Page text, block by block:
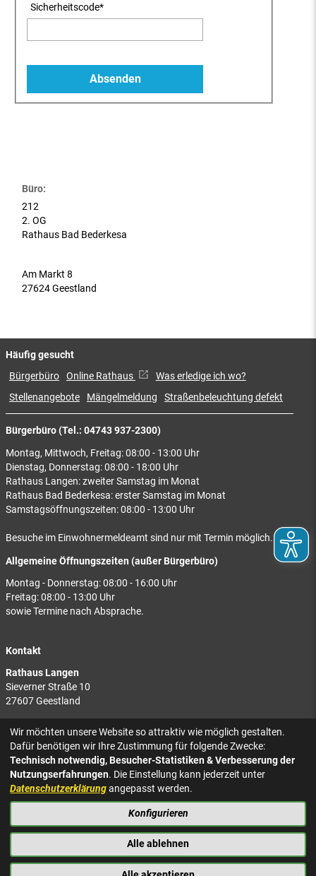
Sicherheitscode*
Büro:
212
2. OG
Rathaus Bad Bederkesa
Am Markt 8
27624 Geestland
Bürgerbüro (Tel.: 04743 937-2300)
Montag, Mittwoch, Freitag: 08:00 - 13:00 Uhr
Dienstag, Donnerstag: 08:00 - 18:00 Uhr
Rathaus Langen: zweiter Samstag im Monat
Rathaus Bad Bederkesa: erster Samstag im Monat
Samstagsöffnungszeiten: 08:00 - 13:00 Uhr
Besuche im Einwohnermeldeamt sind nur mit Termin möglich.
Allgemeine Öffnungszeiten (außer Bürgerbüro)
Montag - Donnerstag: 08:00 - 16:00 Uhr
Freitag: 08:00 - 13:00 Uhr
sowie Termine nach Absprache.
Kontakt
Rathaus Langen
Sieverner Straße 10
27607 Geestland
Rathaus Bad Bederkesa
Am Markt 8
27624 Geestland
Tel.: 04743 937-2300
Häufig gesucht
Bürgerbüro Online Rathaus
Was erledige ich wo?
Stellenangebote
Mängelmeldung Straßenbeleuchtung defekt
KONTAKT
IMPRESSUM
DATENSCHUTZ
BARRIEREFREIHEIT
NACH OBEN
Wir möchten unsere Website so attraktiv wie möglich gestalten.
Dafür benötigen wir Ihre Zustimmung für folgende Zwecke:
Technisch notwendig, Besucher-Statistiken & Verbesserung der
Nutzungserfahrungen. Die Einstellung kann jederzeit unter
Datenschutzerklärungangepasst werden.
Konfigurieren
Alle ablehnen